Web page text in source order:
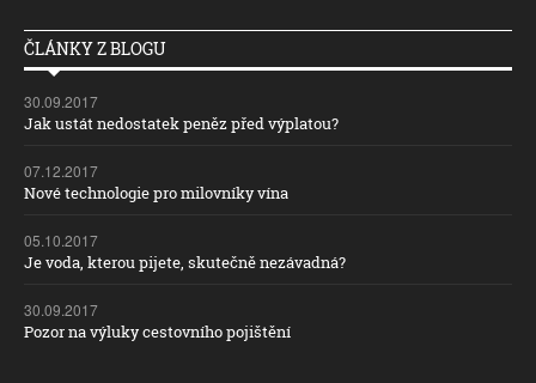
ČLÁNKY Z BLOGU
30.09.2017
Jak ustát nedostatek peněz před výplatou?
07.12.2017
Nové technologie pro milovníky vína
05.10.2017
Je voda, kterou pijete, skutečně nezávadná?
30.09.2017
Pozor na výluky cestovního pojištění